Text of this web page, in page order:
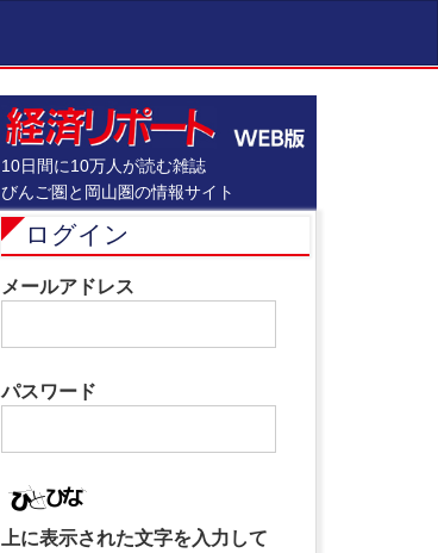
10日間に10万人が読む雑誌
びんご圏と岡山圏の情報サイト
ログイン
メールアドレス
パスワード
上に表示された文字を入力して